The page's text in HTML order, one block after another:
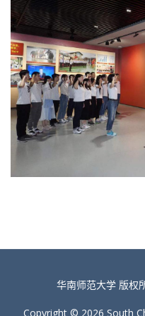
华南师范大学 版权
Copyright © 2026 South